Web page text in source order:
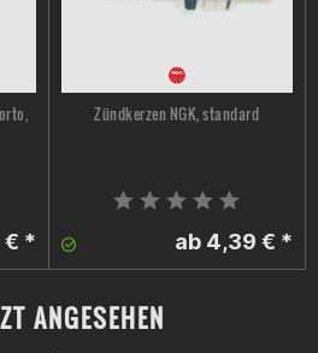
€ *
Zündkerzen NGK, standard
ab 4,39 € *
ANGESEHEN